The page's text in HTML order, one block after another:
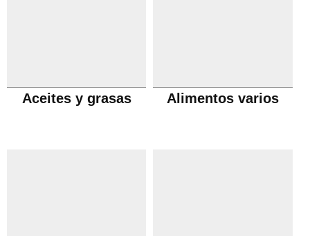
Aceites y grasas Alimentos varios